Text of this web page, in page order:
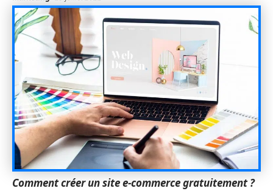
Comment créer un site e-commerce gratuitement ?